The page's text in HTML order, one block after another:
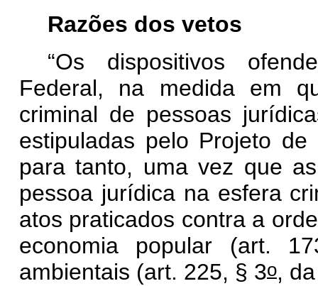
Razões dos vetos
“Os dispositivos
Federal, na medida em
criminal de pessoas
estipuladas pelo Projeto
para tanto, uma vez que
pessoa jurídica na esfera
atos praticados contra a
economia popular (art.
ambientais (art. 225, § 3o,